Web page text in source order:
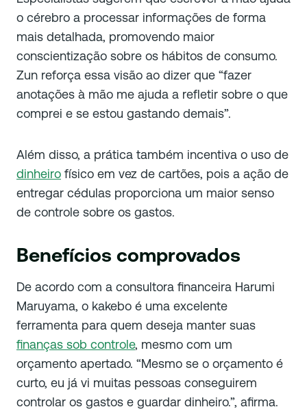
o cérebro a processar informações de forma
mais detalhada, promovendo maior
conscientização sobre os hábitos de consumo.
Zun reforça essa visão ao dizer que “fazer
anotações à mão me ajuda a refletir sobre o que
comprei e se estou gastando demais”.
Além disso, a prática também incentiva o uso de
dinheiro físico em vez de cartões, pois a ação de
entregar cédulas proporciona um maior senso
de controle sobre os gastos.
Benefícios comprovados
De acordo com a consultora financeira Harumi
Maruyama, o kakebo é uma excelente
ferramenta para quem deseja manter suas
finanças sob controle, mesmo com um
orçamento apertado. “Mesmo se o orçamento é
curto, eu já vi muitas pessoas conseguirem
controlar os gastos e guardar dinheiro.”, afirma.